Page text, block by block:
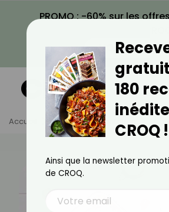
PROMO : -60% sur les
VOIR LA
Accueil Actus Alimentation
180
CROQ !
Ainsi que la newsletter
de CROQ.